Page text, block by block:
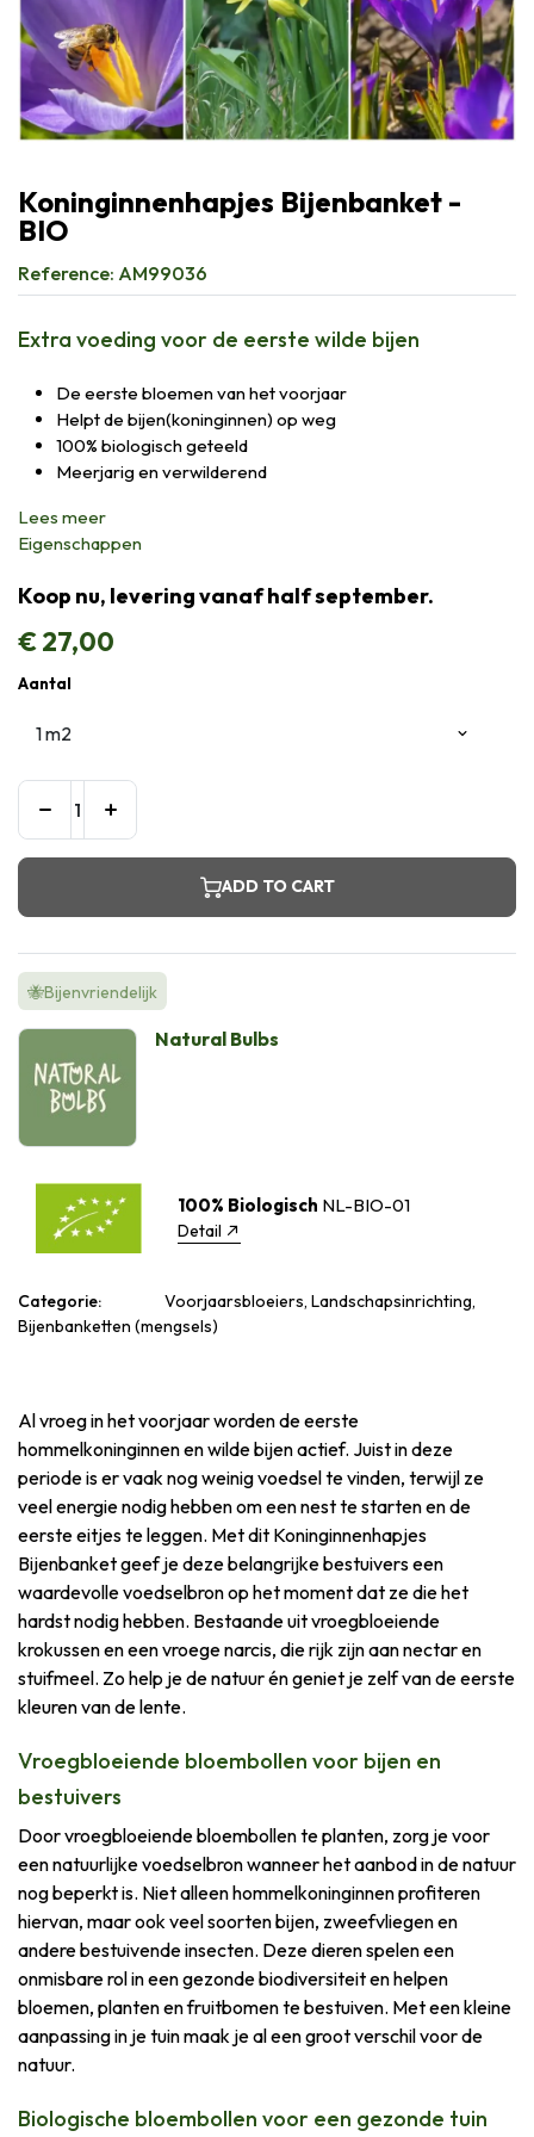
Koninginnenhapjes Bijenbanket -
BIO
Reference: AM99036
Extra voeding voor de eerste wilde bijen
De eerste bloemen van het voorjaar
Helpt de bijen(koninginnen) op weg
100% biologisch geteeld
Meerjarig en verwilderend
Lees meer
Eigenschappen
Koop nu, levering vanaf half september.
€27,00
Aantal
ADD TO CART
🐝Bijenvriendelijk
Natural Bulbs
100% Biologisch NL-BIO-01
Detail
Categorie:
Voorjaarsbloeiers, Landschapsinrichting,
Bijenbanketten (mengsels)
Al vroeg in het voorjaar worden de eerste
hommelkoninginnen en wilde bijen actief. Juist in deze
periode is er vaak nog weinig voedsel te vinden, terwijl ze
veel energie nodig hebben om een nest te starten en de
eerste eitjes te leggen. Met dit Koninginnenhapjes
Bijenbanket geef je deze belangrijke bestuivers een
waardevolle voedselbron op het moment dat ze die het
hardst nodig hebben. Bestaande uit vroegbloeiende
krokussen en een vroege narcis, die rijk zijn aan nectar en
stuifmeel. Zo help je de natuur én geniet je zelf van de eerste
kleuren van de lente.
Vroegbloeiende bloembollen voor bijen en
bestuivers
Door vroegbloeiende bloembollen te planten, zorg je voor
een natuurlijke voedselbron wanneer het aanbod in de natuur
nog beperkt is. Niet alleen hommelkoninginnen profiteren
hiervan, maar ook veel soorten bijen, zweefvliegen en
andere bestuivende insecten. Deze dieren spelen een
onmisbare rol in een gezonde biodiversiteit en helpen
bloemen, planten en fruitbomen te bestuiven. Met een kleine
aanpassing in je tuin maak je al een groot verschil voor de
natuur.
Biologische bloembollen voor een gezonde tuin